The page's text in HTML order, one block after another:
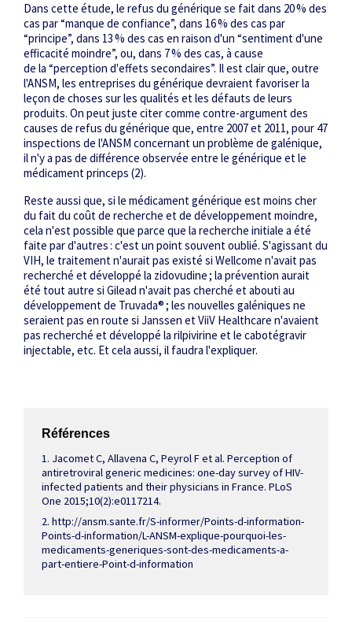
Dans cette étude, le refus du générique se fait dans 20 % des
cas par “manque de confiance”, dans 16 % des cas par
“principe”, dans 13 % des cas en raison d'un “sentiment d'une
efficacité moindre”, ou, dans 7 % des cas, à cause
de la “perception d'effets secondaires”. Il est clair que, outre
l'ANSM, les entreprises du générique devraient favoriser la
leçon de choses sur les qualités et les défauts de leurs
produits. On peut juste citer comme contre-argument des
causes de refus du générique que, entre 2007 et 2011, pour 47
inspections de l'ANSM concernant un problème de galénique,
il n'y a pas de différence observée entre le générique et le
médicament princeps (2).
Reste aussi que, si le médicament générique est moins cher
du fait du coût de recherche et de développement moindre,
cela n'est possible que parce que la recherche initiale a été
faite par d'autres : c'est un point souvent oublié. S'agissant du
VIH, le traitement n'aurait pas existé si Wellcome n'avait pas
recherché et développé la zidovudine ; la prévention aurait
été tout autre si Gilead n'avait pas cherché et abouti au
développement de Truvada® ; les nouvelles galéniques ne
seraient pas en route si Janssen et ViiV Healthcare n'avaient
pas recherché et développé la rilpivirine et le cabotégravir
injectable, etc. Et cela aussi, il faudra l'expliquer.
Références
1. Jacomet C, Allavena C, Peyrol F et al. Perception of
antiretroviral generic medicines: one-day survey of HIV-
infected patients and their physicians in France. PLoS
One 2015;10(2):e0117214.
2. http://ansm.sante.fr/S-informer/Points-­d-information-
Points-d-information/L-ANSM-explique-pourquoi-les-
medicaments-generiques-sont-des-medicaments-a-
part-entiere-Point-d-information